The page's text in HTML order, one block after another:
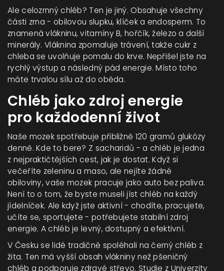
Ale celozrnný chléb? Ten je jiný. Obsahuje všechny
části zrna - obilovou slupku, klíček a endosperm. To
znamená vlákninu, vitamíny B, hořčík, železo a další
minerály. Vláknina zpomaluje trávení, takže cukr z
chleba se uvolňuje pomalu do krve. Nepřišel jste na
rychlý výstup a následný pád energie. Místo toho
máte trvalou sílu až do oběda.
Chléb jako zdroj energie
pro každodenní život
Naše mozek spotřebuje přibližně 120 gramů glukózy
denně. Kde to bere? Z sacharidů - a chléb je jedna
z nejpraktičtějších cest, jak je dostat. Když si
večeříte zeleninu a maso, ale nejíte žádné
obiloviny, vaše mozek pracuje jako auto bez paliva.
Není to o tom, že byste museli jíst chléb na každý
jídelníček. Ale když jste aktivní - chodíte, pracujete,
učíte se, sportujete - potřebujete stabilní zdroj
energie. A chléb je levný, dostupný a efektivní.
V Česku se lidé tradičně spoléhali na černý chléb z
žita. Ten má vyšší obsah vlákniny než pšeničný
chléb a podporuje zdravé střevo. Studie z Univerzity